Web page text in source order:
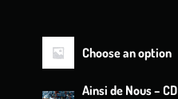
Choose an option
Ainsi de Nous – CD